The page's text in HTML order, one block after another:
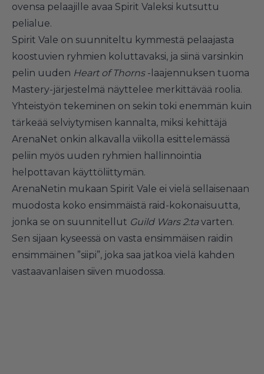
ovensa pelaajille avaa Spirit Valeksi kutsuttu
pelialue.
Spirit Vale on suunniteltu kymmestä pelaajasta
koostuvien ryhmien koluttavaksi, ja siinä varsinkin
pelin uuden Heart of Thorns-laajennuksen tuoma
Mastery-järjestelmä näyttelee merkittävää roolia.
Yhteistyön tekeminen on sekin toki enemmän kuin
tärkeää selviytymisen kannalta, miksi kehittäjä
ArenaNet onkin alkavalla viikolla esittelemässä
peliin myös uuden ryhmien hallinnointia
helpottavan käyttöliittymän.
ArenaNetin mukaan Spirit Vale ei vielä sellaisenaan
muodosta koko ensimmäistä raid-kokonaisuutta,
jonka se on suunnitellut Guild Wars 2:tavarten.
Sen sijaan kyseessä on vasta ensimmäisen raidin
ensimmäinen ”siipi”, joka saa jatkoa vielä kahden
vastaavanlaisen siiven muodossa.